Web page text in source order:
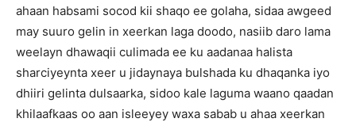
ahaan habsami socod kii shaqo ee golaha, sidaa awgeed
may suuro gelin in xeerkan laga doodo, nasiib daro lama
weelayn dhawaqii culimada ee ku aadanaa halista
sharciyeynta xeer u jidaynaya bulshada ku dhaqanka iyo
dhiiri gelinta dulsaarka, sidoo kale laguma waano qaadan
khilaafkaas oo aan isleeyey waxa sabab u ahaa xeerkan